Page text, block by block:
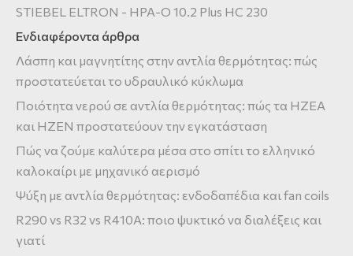
STIEBEL ELTRON - HPA-O 10.2 Plus HC 230
Ενδιαφέροντα άρθρα
Λάσπη και μαγνητίτης στην αντλία θερμότητας: πώς
προστατεύεται το υδραυλικό κύκλωμα
Ποιότητα νερού σε αντλία θερμότητας: πώς τα HZEA
και HZEN προστατεύουν την εγκατάσταση
Πώς να ζούμε καλύτερα μέσα στο σπίτι το ελληνικό
καλοκαίρι με μηχανικό αερισμό
Ψύξη με αντλία θερμότητας: ενδοδαπέδια και fan coils
R290 vs R32 vs R410A: ποιο ψυκτικό να διαλέξεις και
γιατί